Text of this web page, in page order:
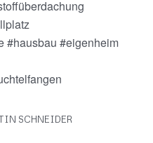
#hausbau #eigenheim
SCHNEIDER